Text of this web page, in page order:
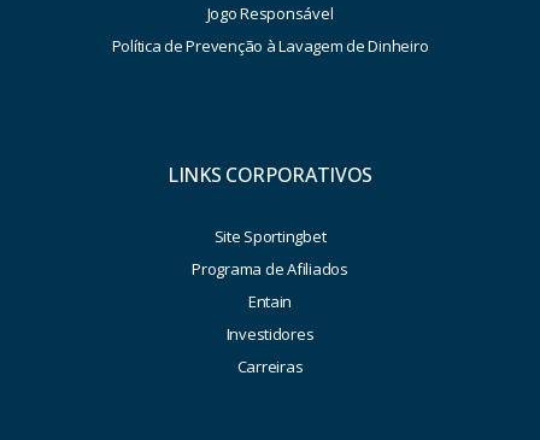
Jogo Responsável
Política de Prevenção à Lavagem de Dinheiro
LINKS CORPORATIVOS
Site Sportingbet
Programa de Afiliados
Entain
Investidores
Carreiras